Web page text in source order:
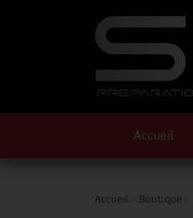
Accueil
Accueil Boutique